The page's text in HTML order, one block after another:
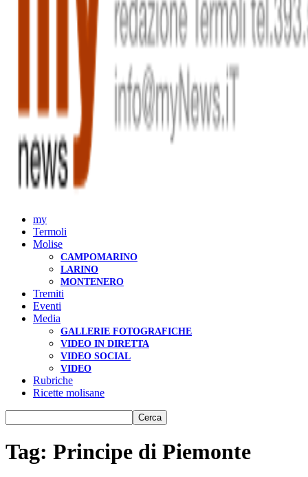
my
Termoli
Molise
CAMPOMARINO
LARINO
MONTENERO
Tremiti
Eventi
Media
GALLERIE FOTOGRAFICHE
VIDEO IN DIRETTA
VIDEO SOCIAL
VIDEO
Rubriche
Ricette molisane
Tag: Principe di Piemonte